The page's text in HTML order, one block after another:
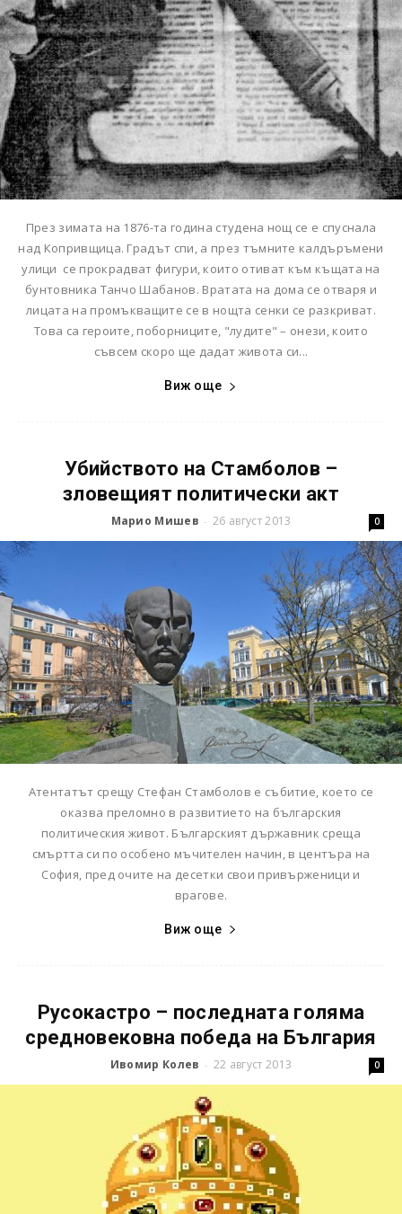
През зимата на 1876-та година студена нощ се е спуснала
над Копривщица. Градът спи, а през тъмните калдъръмени
улици се прокрадват фигури, които отиват към къщата на
бунтовника Танчо Шабанов. Вратата на дома се отваря и
лицата на промъкващите се в нощта сенки се разкриват.
Това са героите, поборниците, "лудите" – онези, които
съвсем скоро ще дадат живота си...
Виж още
Убийството на Стамболов –
зловещият политически акт
Марио Мишев - 26 август 2013 0
Атентатът срещу Стефан Стамболов е събитие, което се
оказва преломно в развитието на българския
политическия живот. Българският държавник среща
смъртта си по особено мъчителен начин, в центъра на
София, пред очите на десетки свои привърженици и
врагове.
Виж още
Русокастро – последната голяма
средновековна победа на България
Ивомир Колев - 22 август 2013 0